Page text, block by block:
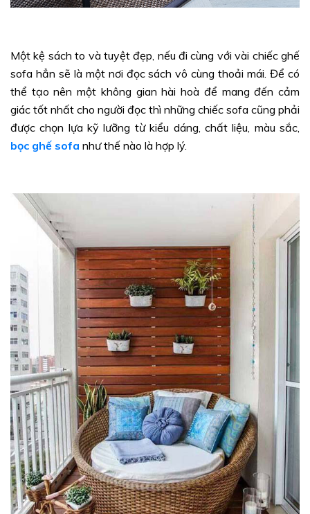
Một kệ sách to và tuyệt đẹp, nếu đi cùng với vài chiếc ghế
sofa hẳn sẽ là một nơi đọc sách vô cùng thoải mái. Để có
thể tạo nên một không gian hài hoà để mang đến cảm
giác tốt nhất cho người đọc thì những chiếc sofa cũng phải
được chọn lựa kỹ lưỡng từ kiểu dáng, chất liệu, màu sắc,
bọc ghế sofa như thế nào là hợp lý.